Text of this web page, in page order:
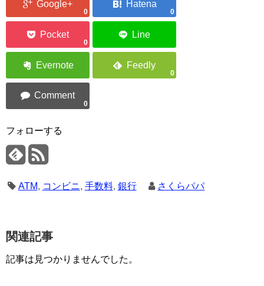
0 0
0
0
0
フォローする
ATM, コンビニ, 手数料, 銀行 さくらパパ
関連記事
記事は見つかりませんでした。